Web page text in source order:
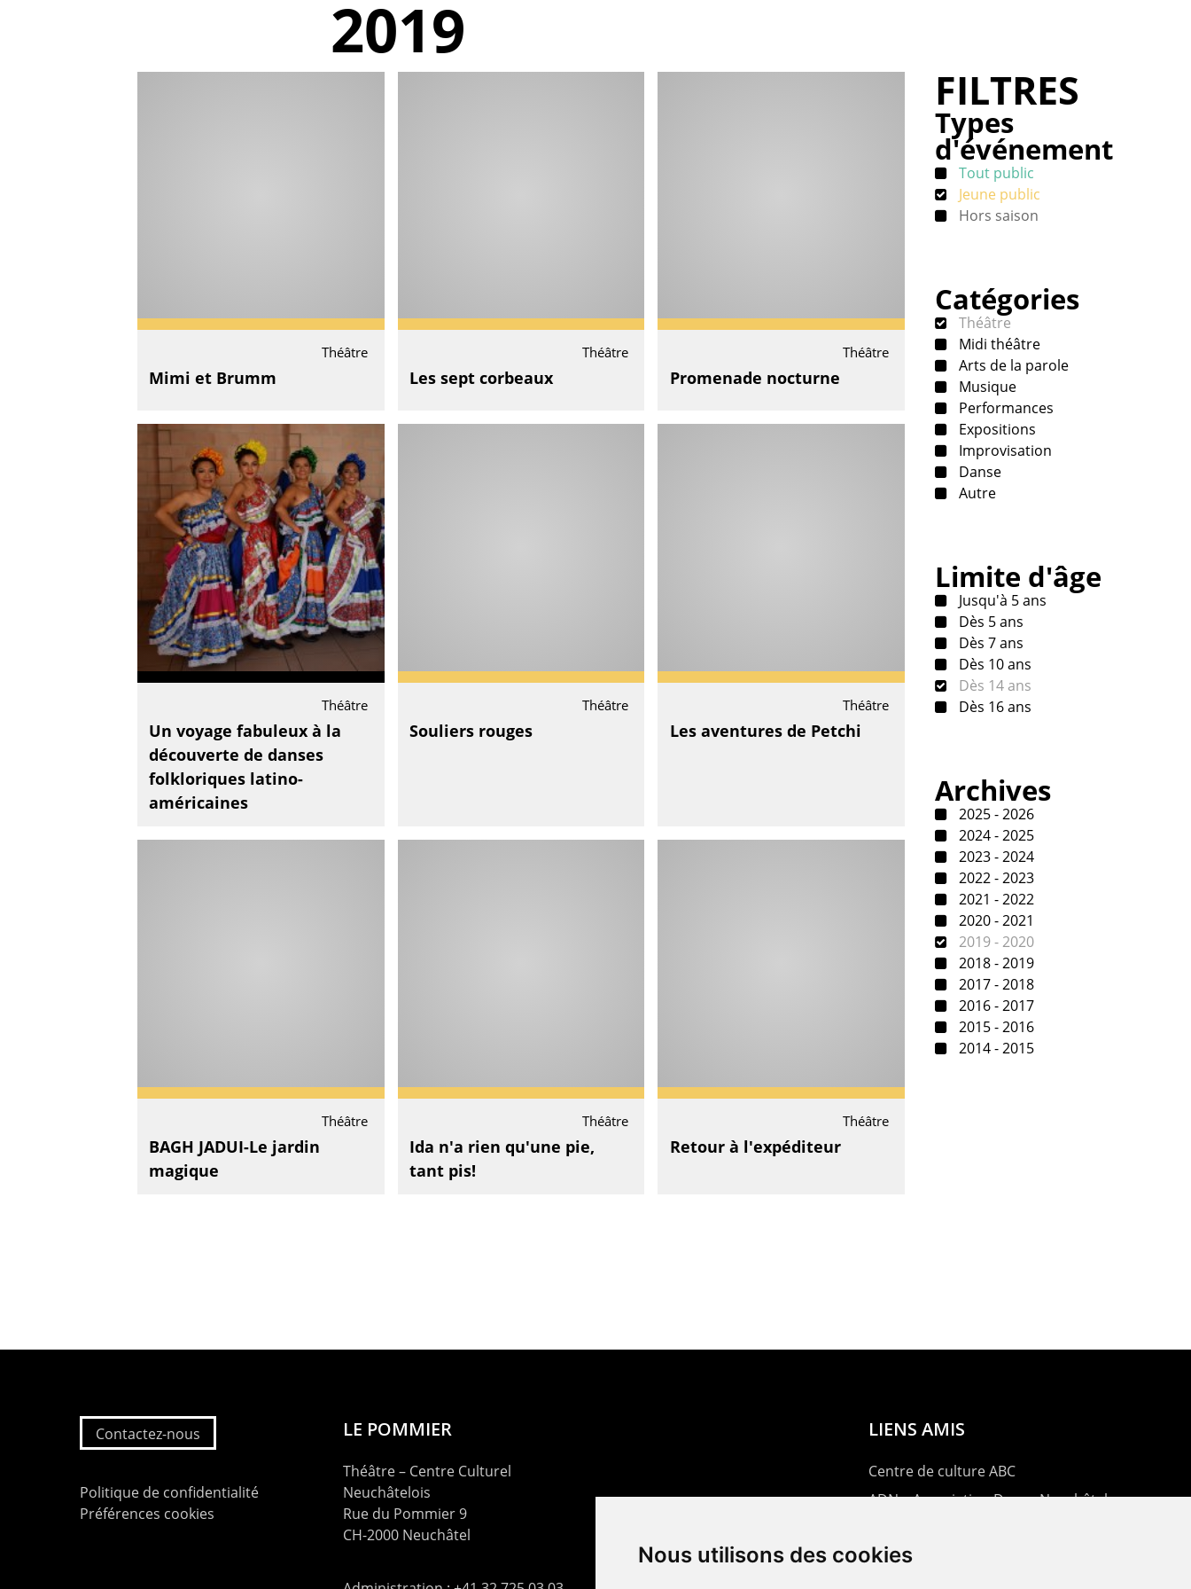
Nous utilisons des cookies
2019
Théâtre
Mimi et Brumm
Théâtre
Les sept corbeaux
Théâtre
Promenade nocturne
Théâtre
Un voyage fabuleux à la
découverte de danses
folkloriques latino-
américaines
Théâtre
Souliers rouges
Théâtre
Les aventures de Petchi
Théâtre
BAGH JADUI-Le jardin
magique
Théâtre
Ida n'a rien qu'une pie,
tant pis!
Théâtre
Retour à l'expéditeur
FILTRES
Types
d'événement
Tout public
Jeune public
Hors saison
Catégories
Théâtre
Midi théâtre
Arts de la parole
Musique
Performances
Expositions
Improvisation
Danse
Autre
Limite d'âge
Jusqu'à 5 ans
Dès 5 ans
Dès 7 ans
Dès 10 ans
Dès 14 ans
Dès 16 ans
Archives
2025 - 2026
2024 - 2025
2023 - 2024
2022 - 2023
2021 - 2022
2020 - 2021
2019 - 2020
2018 - 2019
2017 - 2018
2016 - 2017
2015 - 2016
2014 - 2015
Contactez-nous
Politique de confidentialité
Préférences cookies
LE POMMIER
Théâtre – Centre Culturel
Neuchâtelois
Rue du Pommier 9
CH-2000 Neuchâtel
LIENS AMIS
Centre de culture ABC
ADN – Association Danse Neuchâtel